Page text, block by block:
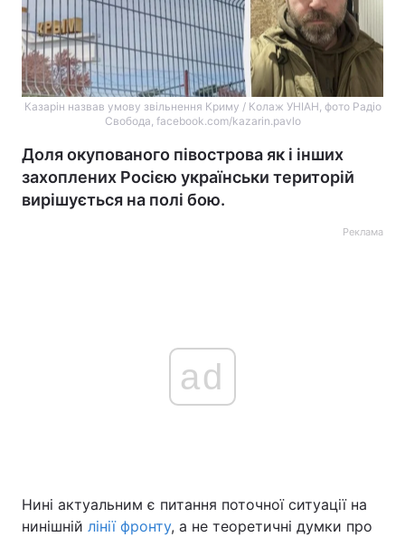
Україна Політика
Казарін назвав умову звільнення Криму / Колаж УНІАН, фото Радіо
Свобода, facebook.com/kazarin.pavlo
Доля окупованого півострова як і інших
захоплених Росією українськи територій
вирішується на полі бою.
Реклама
ad
Нині актуальним є питання поточної ситуації на
нинішній лінії фронту, а не теоретичні думки про